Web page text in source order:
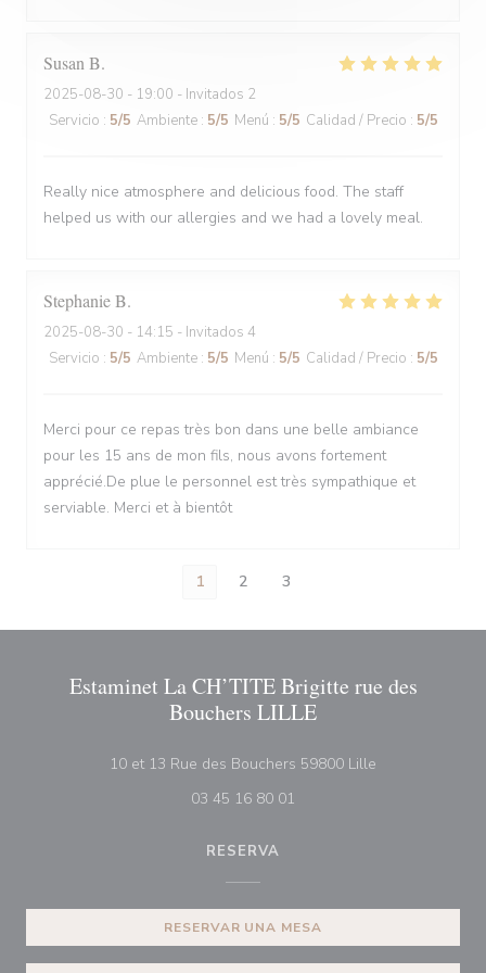
Susan B
2025-08-30 - 19:00 - Invitados 2
Servicio : 5/5 Ambiente : 5/5 Menú : 5/5 Calidad / Precio : 5/5
Really nice atmosphere and delicious food. The staff
helped us with our allergies and we had a lovely meal.
StephanieB
2025-08-30 - 14:15 - Invitados 4
Servicio : 5/5 Ambiente : 5/5 Menú : 5/5 Calidad / Precio : 5/5
Merci pour ce repas très bon dans une belle ambiance
pour les 15 ans de mon fils, nous avons fortement
apprécié.De plue le personnel est très sympathique et
serviable. Merci et à bientôt
1 2 3
Estaminet La CH’TITE Brigitte rue des
Bouchers LILLE
10 et 13 Rue des Bouchers 59800 Lille
03 45 16 80 01
RESERVA
RESERVAR UNA MESA